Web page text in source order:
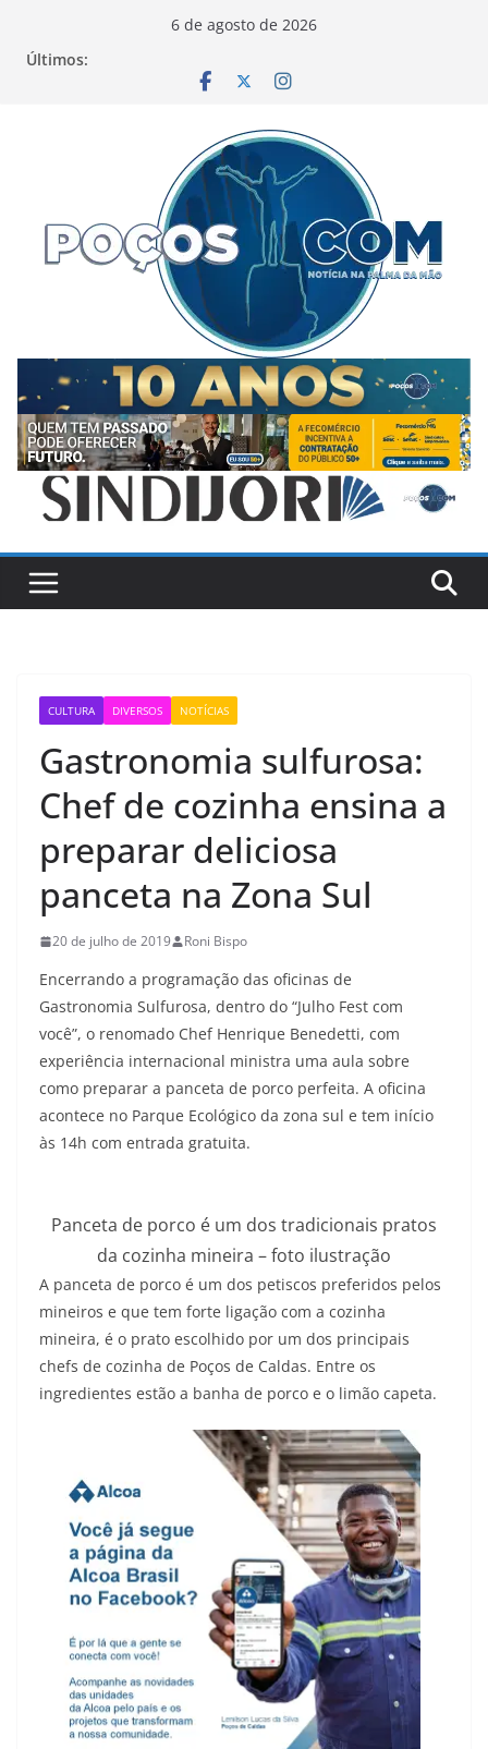
6 de agosto de 2026
Últimos:
CULTURA DIVERSOS NOTÍCIAS
Gastronomia sulfurosa:
Chef de cozinha ensina a
preparar deliciosa
panceta na Zona Sul
20 de julho de 2019 Roni Bispo
Encerrando a programação das oficinas de
Gastronomia Sulfurosa, dentro do “Julho Fest com
você”, o renomado Chef Henrique Benedetti, com
experiência internacional ministra uma aula sobre
como preparar a panceta de porco perfeita. A oficina
acontece no Parque Ecológico da zona sul e tem início
às 14h com entrada gratuita.
Panceta de porco é um dos tradicionais pratos
da cozinha mineira – foto ilustração
A panceta de porco é um dos petiscos preferidos pelos
mineiros e que tem forte ligação com a cozinha
mineira, é o prato escolhido por um dos principais
chefs de cozinha de Poços de Caldas. Entre os
ingredientes estão a banha de porco e o limão capeta.